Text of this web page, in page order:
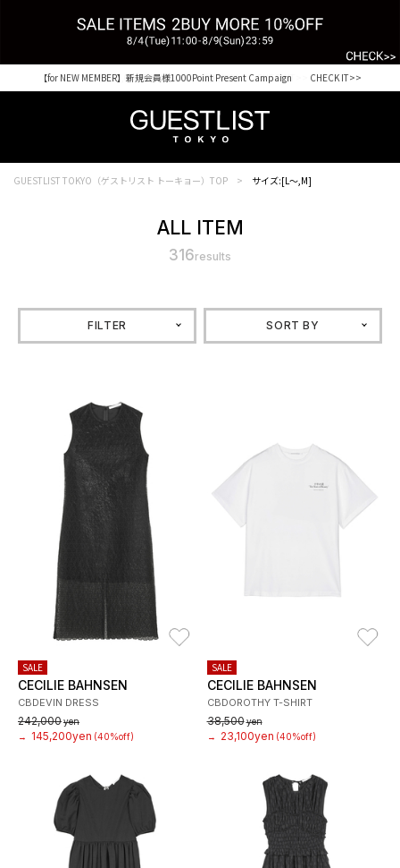
税込33,000円以上ご購入で送料無料 CHECK IT>>
GUESTLIST TOKYO（ゲストリスト トーキョー）TOP サイズ:[L～,M]
ALL ITEM
316results
FILTER SORT BY
SALE
CECILIE BAHNSEN
CBDEVIN DRESS
242,000yen
→
145,200yen (40%off)
SALE
CECILIE BAHNSEN
CBDOROTHY T-SHIRT
38,500yen
→
23,100yen (40%off)